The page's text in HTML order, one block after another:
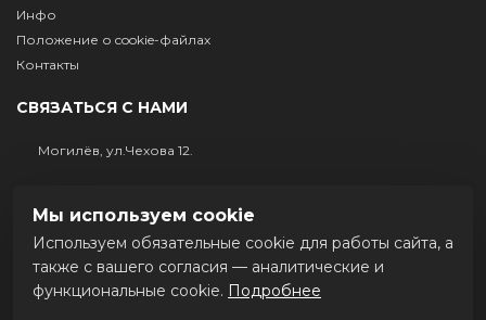
Инфо
Положение о cookie-файлах
Контакты
СВЯЗАТЬСЯ С НАМИ
Могилёв, ул.Чехова 12.
+375 222 403417
Пн-Пт.: 9.00 - 17.00 Сб.: выходной Вс.: выходной
Мы используем cookie
Используем обязательные cookie для работы сайта, а
также с вашего согласия — аналитические и
функциональные cookie. Подробнее